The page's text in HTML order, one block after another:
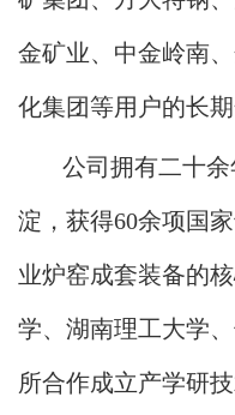
金矿业、中金岭南
化集团等用户的长期
公司拥有二十
淀，获得60余项国
业炉窑成套装备的
学、湖南理工大学
所合作成立产学研